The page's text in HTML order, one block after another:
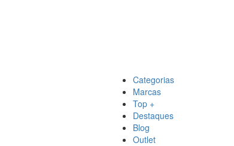
Categorias
Marcas
Top +
Destaques
Blog
Outlet